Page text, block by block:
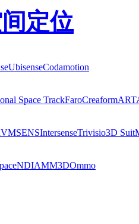
定位
UbisenseCodamotion
Space TrackFaroCreaformART
VMSENSIntersenseTrivisio3D Suit
NDIAMM3DOmmo